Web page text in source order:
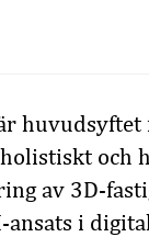
och
av 3D-
ansats i